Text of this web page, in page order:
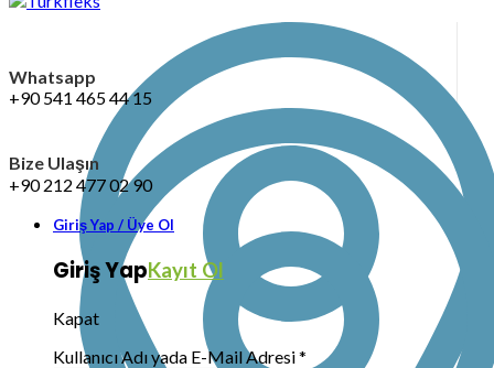
Whatsapp
+90 541 465 44 15
Bize Ulaşın
+90 212 477 02 90
Giriş Yap / Üye Ol
Giriş YapKayıt Ol
Kapat
Kullanıcı Adı yada E-Mail Adresi*